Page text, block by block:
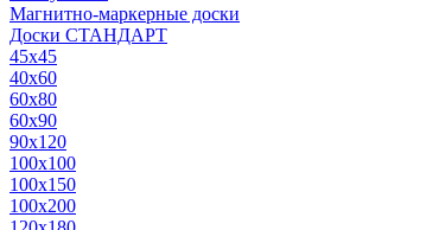
Магнитно-маркерные доски
Доски СТАНДАРТ
45x45
40x60
60x80
60x90
90x120
100x100
100x150
100x200